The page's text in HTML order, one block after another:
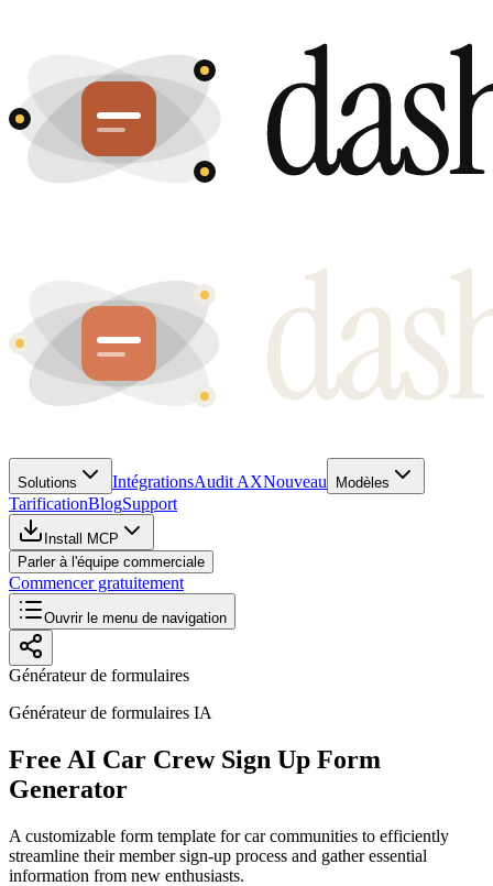
Solutions IntégrationsAudit AXNouveau Modèles
TarificationBlogSupport
Install MCP
Parler à l'équipe commerciale
Commencer gratuitement
Ouvrir le menu de navigation
Générateur de formulaires
Générateur de formulaires IA
Free AI Car Crew Sign Up Form
Generator
A customizable form template for car communities to efficiently
streamline their member sign-up process and gather essential
information from new enthusiasts.